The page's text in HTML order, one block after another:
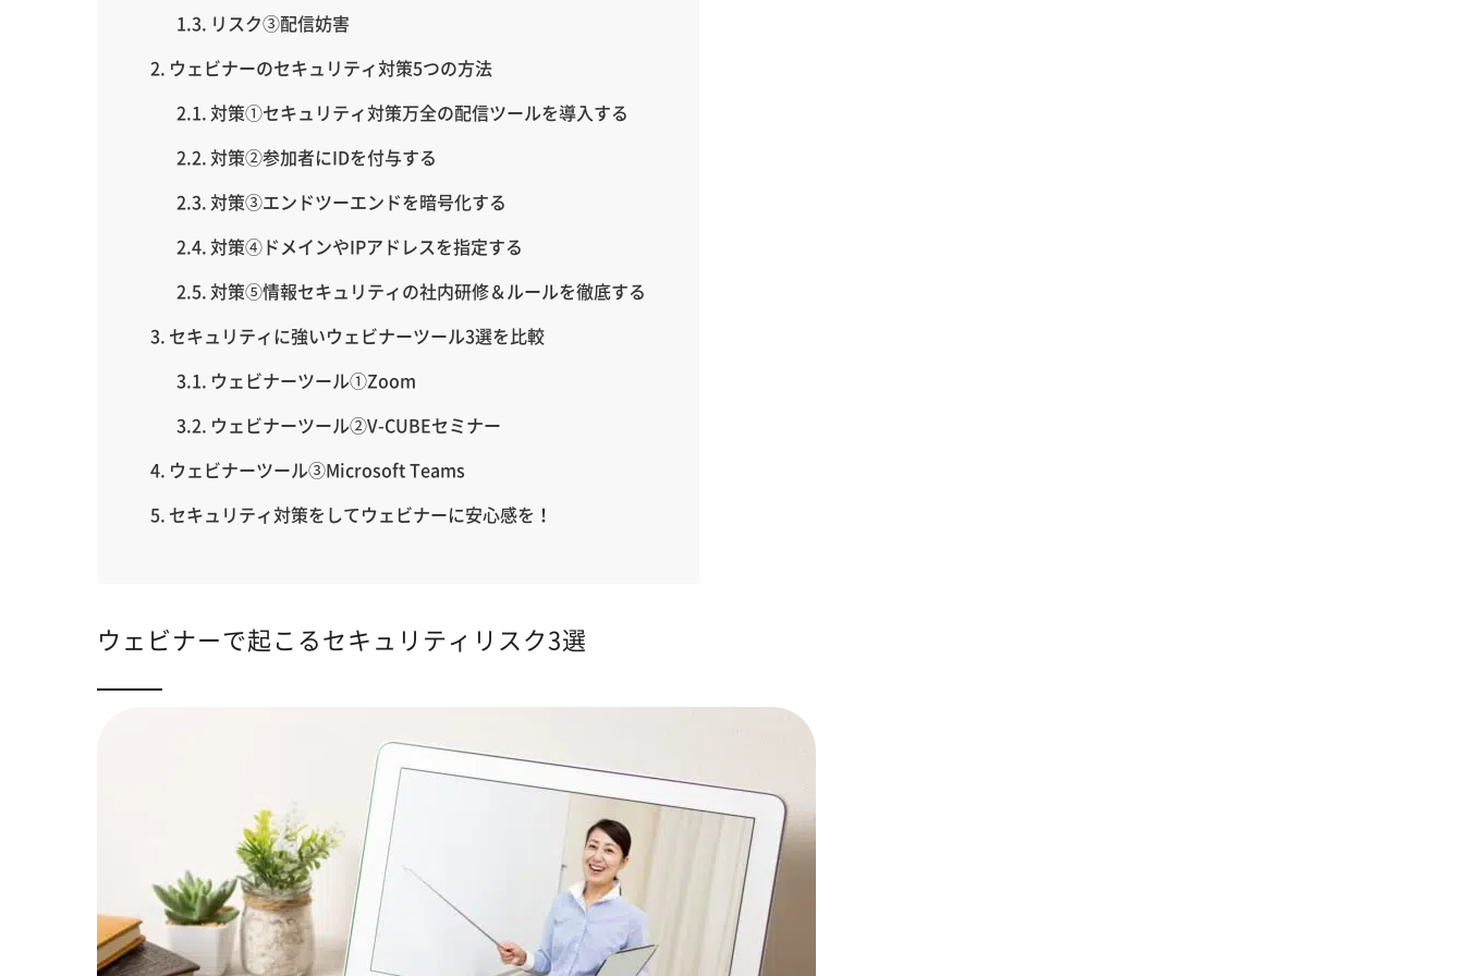
リスク③配信妨害
ウェビナーのセキュリティ対策5つの方法
対策①セキュリティ対策万全の配信ツールを導入する
対策②参加者にIDを付与する
対策③エンドツーエンドを暗号化する
対策④ドメインやIPアドレスを指定する
対策⑤情報セキュリティの社内研修＆ルールを徹底する
セキュリティに強いウェビナーツール3選を比較
ウェビナーツール①Zoom
ウェビナーツール②V-CUBEセミナー
ウェビナーツール③Microsoft Teams
セキュリティ対策をしてウェビナーに安心感を！
ウェビナーで起こるセキュリティリスク3選